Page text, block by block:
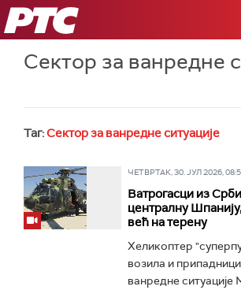
РТС
Сектор за ванредне
Таг:Сектор за ванредне ситуације
ЧЕТВРТАК, 30. ЈУЛ 2026,
Ватрогасци из
централну
већ на терену
Хеликоптер
возила и
ванредне